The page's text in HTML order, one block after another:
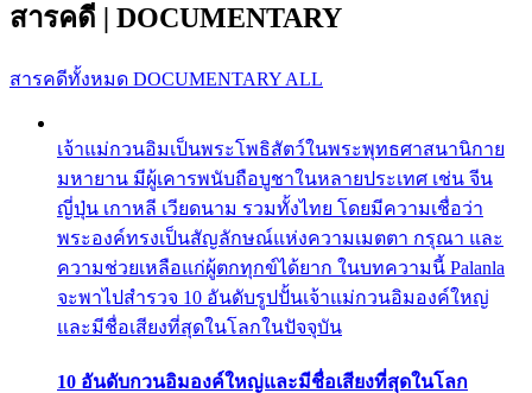
สารคดี | DOCUMENTARY
สารคดีทั้งหมด DOCUMENTARY ALL
เจ้าแม่กวนอิมเป็นพระโพธิสัตว์ในพระพุทธศาสนานิกาย
มหายาน มีผู้เคารพนับถือบูชาในหลายประเทศ เช่น จีน
ญี่ปุ่น เกาหลี เวียดนาม รวมทั้งไทย โดยมีความเชื่อว่า
พระองค์ทรงเป็นสัญลักษณ์แห่งความเมตตา กรุณา และ
ความช่วยเหลือแก่ผู้ตกทุกข์ได้ยาก ในบทความนี้ Palanla
จะพาไปสำรวจ 10 อันดับรูปปั้นเจ้าแม่กวนอิมองค์ใหญ่
และมีชื่อเสียงที่สุดในโลกในปัจจุบัน
10 อันดับกวนอิมองค์ใหญ่และมีชื่อเสียงที่สุดในโลก